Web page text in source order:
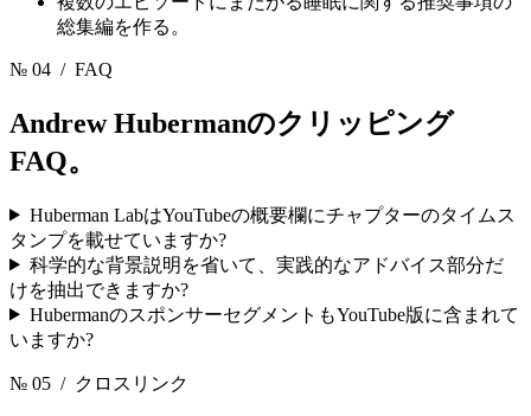
総集編を作る。
№ 04 / FAQ
Andrew Hubermanのクリッピング
FAQ。
Huberman LabはYouTubeの概要欄にチャプターのタイムス
タンプを載せていますか?
科学的な背景説明を省いて、実践的なアドバイス部分だ
けを抽出できますか?
HubermanのスポンサーセグメントもYouTube版に含まれて
いますか?
№ 05 / クロスリンク